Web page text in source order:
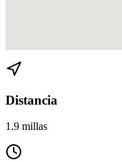
Distancia
1.9 millas